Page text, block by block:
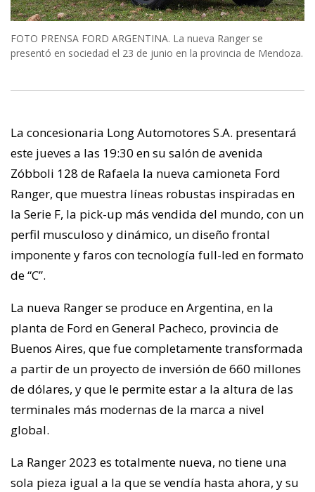
FOTO PRENSA FORD ARGENTINA. La nueva Ranger se
presentó en sociedad el 23 de junio en la provincia de Mendoza.
La concesionaria Long Automotores S.A. presentará
este jueves a las 19:30 en su salón de avenida
Zóbboli 128 de Rafaela la nueva camioneta Ford
Ranger, que muestra líneas robustas inspiradas en
la Serie F, la pick-up más vendida del mundo, con un
perfil musculoso y dinámico, un diseño frontal
imponente y faros con tecnología full-led en formato
de “C”.
La nueva Ranger se produce en Argentina, en la
planta de Ford en General Pacheco, provincia de
Buenos Aires, que fue completamente transformada
a partir de un proyecto de inversión de 660 millones
de dólares, y que le permite estar a la altura de las
terminales más modernas de la marca a nivel
global.
La Ranger 2023 es totalmente nueva, no tiene una
sola pieza igual a la que se vendía hasta ahora, y su